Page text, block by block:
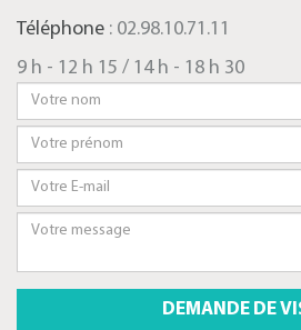
Téléphone : 02.98.10.71.11
9 h - 12 h 15 / 14 h - 18 h 30